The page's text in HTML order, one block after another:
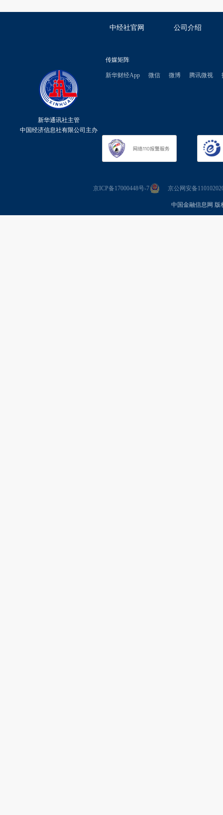
中经社官网 公司介绍
新华通讯社主管
中国经济信息社有限公司主办
传媒矩阵
新华财经App 微信 微博 腾讯微视
京ICP备17000448号-7 京公网安备
中国金融信息网 版